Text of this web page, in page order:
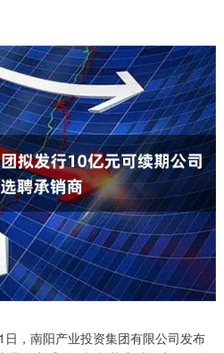
，南阳产业投资集团有限公司发布